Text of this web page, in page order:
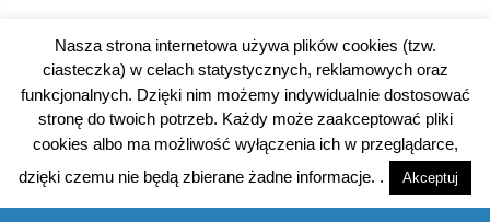
Nasza strona internetowa używa plików cookies (tzw.
ciasteczka) w celach statystycznych, reklamowych oraz
funkcjonalnych. Dzięki nim możemy indywidualnie dostosować
stronę do twoich potrzeb. Każdy może zaakceptować pliki
cookies albo ma możliwość wyłączenia ich w przeglądarce,
dzięki czemu nie będą zbierane żadne informacje. .
Akceptuj